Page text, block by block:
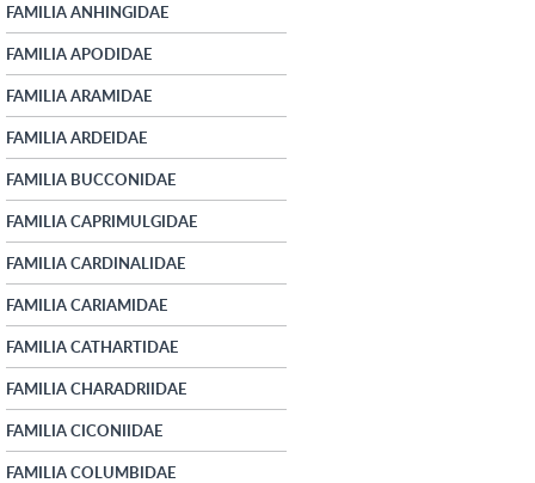
FAMILIA ANHINGIDAE
FAMILIA APODIDAE
FAMILIA ARAMIDAE
FAMILIA ARDEIDAE
FAMILIA BUCCONIDAE
FAMILIA CAPRIMULGIDAE
FAMILIA CARDINALIDAE
FAMILIA CARIAMIDAE
FAMILIA CATHARTIDAE
FAMILIA CHARADRIIDAE
FAMILIA CICONIIDAE
FAMILIA COLUMBIDAE